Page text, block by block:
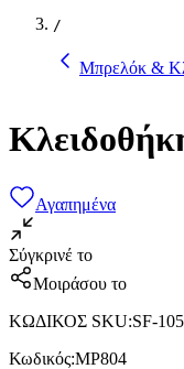
/
Μπρελόκ &
Αγαπημένα
Σύγκρινέ το
Μοιράσου το
ΚΩΔΙΚΟΣ SKU:SF-
Κωδικός:MP804